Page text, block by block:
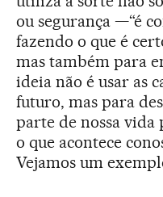
ou segurança —“é
fazendo o que é
mas também para
ideia não é usar as
futuro, mas para
parte de nossa
o que acontece
Vejamos um